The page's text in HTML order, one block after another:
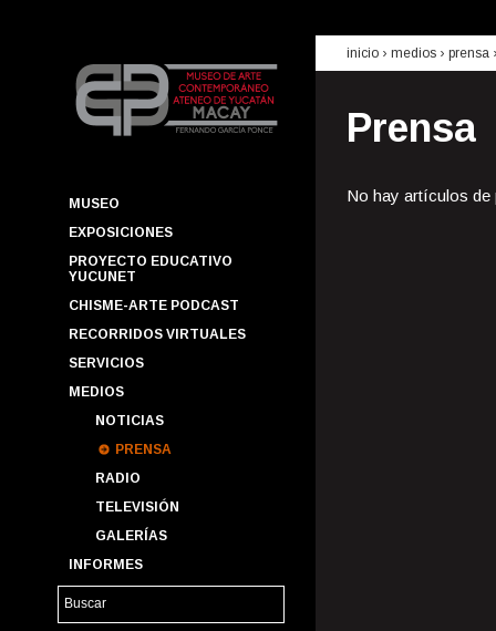
MUSEO
EXPOSICIONES
PROYECTO EDUCATIVO
YUCUNET
CHISME-ARTE PODCAST
RECORRIDOS VIRTUALES
SERVICIOS
MEDIOS
NOTICIAS
PRENSA
RADIO
TELEVISIÓN
GALERÍAS
INFORMES
inicio › medios › prensa
Prensa
No hay artículos de